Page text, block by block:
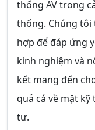
thống AV trong
thống. Chúng
hợp để đáp ứng
kinh nghiệm và
kết mang đến
quả cả về mặt
tư.